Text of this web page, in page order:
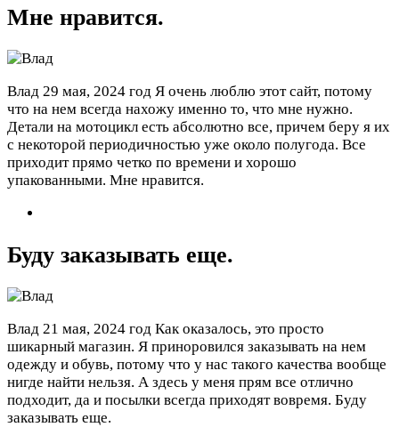
Мне нравится.
Влад 29 мая, 2024 год Я очень люблю этот сайт, потому
что на нем всегда нахожу именно то, что мне нужно.
Детали на мотоцикл есть абсолютно все, причем беру я их
с некоторой периодичностью уже около полугода. Все
приходит прямо четко по времени и хорошо
упакованными. Мне нравится.
Буду заказывать еще.
Влад 21 мая, 2024 год Как оказалось, это просто
шикарный магазин. Я приноровился заказывать на нем
одежду и обувь, потому что у нас такого качества вообще
нигде найти нельзя. А здесь у меня прям все отлично
подходит, да и посылки всегда приходят вовремя. Буду
заказывать еще.